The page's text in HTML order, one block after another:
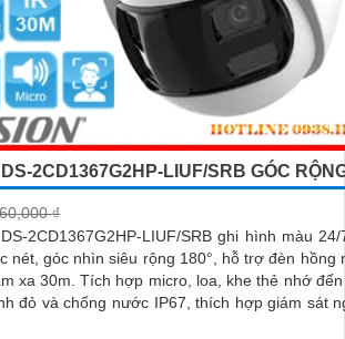
2CD1367G2HP-LIUF/SRB GÓC
₫
2CD1367G2HP-LIUF/SRB ghi hình màu
nét, góc nhìn siêu rộng 180°, hỗ trợ đèn hồng
khe thẻ nhớ đến 512GB,
đỏ và chống nước IP67, thích hợp giám sát